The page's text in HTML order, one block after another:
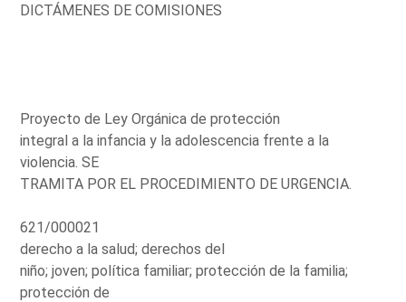
DICTÁMENES DE COMISIONES
Proyecto de Ley Orgánica de protección
integral a la infancia y la adolescencia frente a la
violencia. SE
TRAMITA POR EL PROCEDIMIENTO DE URGENCIA.
621/000021
derecho a la salud; derechos del
niño; joven; política familiar; protección de la familia;
protección de